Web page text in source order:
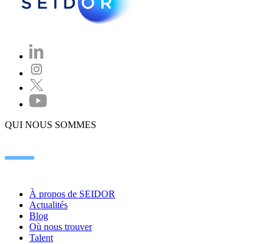
QUI NOUS SOMMES
À propos de SEIDOR
Actualités
Blog
Où nous trouver
Talent